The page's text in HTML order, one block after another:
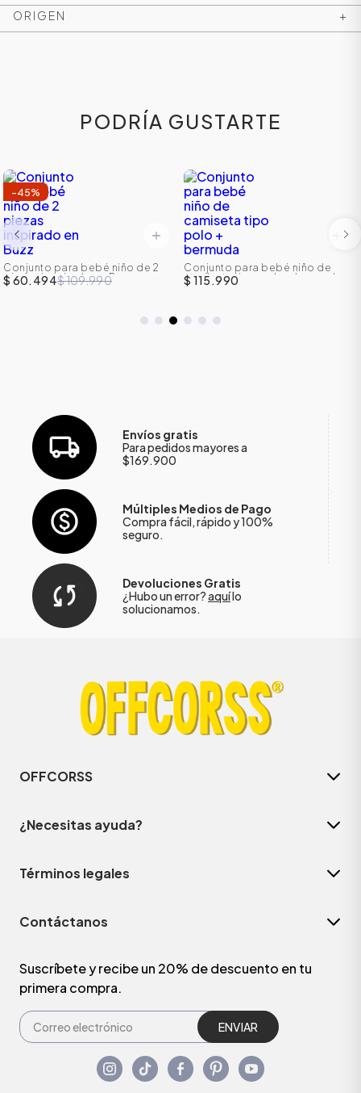
ORIGEN
+
PODRÍA GUSTARTE
-45%
Conjunto para bebé niño de 2
piezas inspirado en Buzz
$ 60.494$ 109.990
Conjunto para bebé niño de
camiseta tipo polo + bermuda
$ 115.990
Envíos gratis
Para pedidos mayores a
$169.900
Múltiples Medios de Pago
Compra fácil, rápido y 100%
seguro.
Devoluciones Gratis
¿Hubo un error?aquílo
solucionamos.
OFFCORSS
¿Necesitas ayuda?
Términos legales
Contáctanos
Suscríbete y recibe un 20% de descuento en tu
primera compra.
ENVIAR